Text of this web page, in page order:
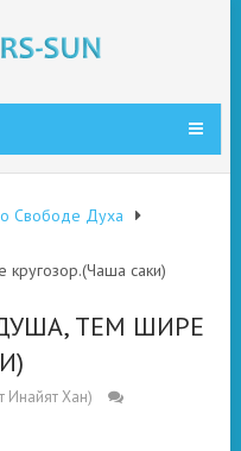
Свободе Духа
саки)
ТЕМ ШИРЕ
Инайят Хан)